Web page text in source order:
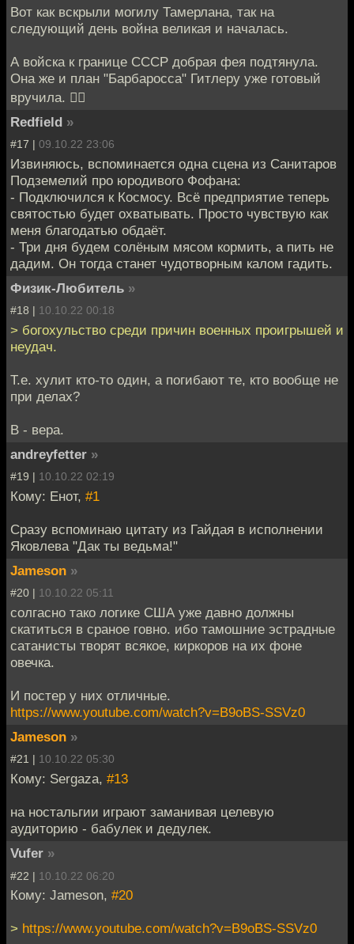
Вот как вскрыли могилу Тамерлана, так на
следующий день война великая и началась.
А войска к границе СССР добрая фея подтянула.
Она же и план "Барбаросса" Гитлеру уже готовый
вручила. 🤦‍♂️
Redfield »
#17 | 09.10.22 23:06
Извиняюсь, вспоминается одна сцена из Санитаров
Подземелий про юродивого Фофана:
- Подключился к Космосу. Всё предприятие теперь
святостью будет охватывать. Просто чувствую как
меня благодатью обдаёт.
- Три дня будем солёным мясом кормить, а пить не
дадим. Он тогда станет чудотворным калом гадить.
Физик-Любитель »
#18 | 10.10.22 00:18
> богохульство среди причин военных проигрышей и
неудач.
Т.е. хулит кто-то один, а погибают те, кто вообще не
при делах?
В - вера.
andreyfetter »
#19 | 10.10.22 02:19
Кому: Енот, #1
Сразу вспоминаю цитату из Гайдая в исполнении
Яковлева "Дак ты ведьма!"
Jameson »
#20 | 10.10.22 05:11
солгасно тако логике США уже давно должны
скатиться в сраное говно. ибо тамошние эстрадные
сатанисты творят всякое, киркоров на их фоне
овечка.
И постер у них отличные.
https://www.youtube.com/watch?v=B9oBS-SSVz0
Jameson »
#21 | 10.10.22 05:30
Кому: Sergaza, #13
на ностальгии играют заманивая целевую
аудиторию - бабулек и дедулек.
Vufer »
#22 | 10.10.22 06:20
Кому: Jameson, #20
> https://www.youtube.com/watch?v=B9oBS-SSVz0